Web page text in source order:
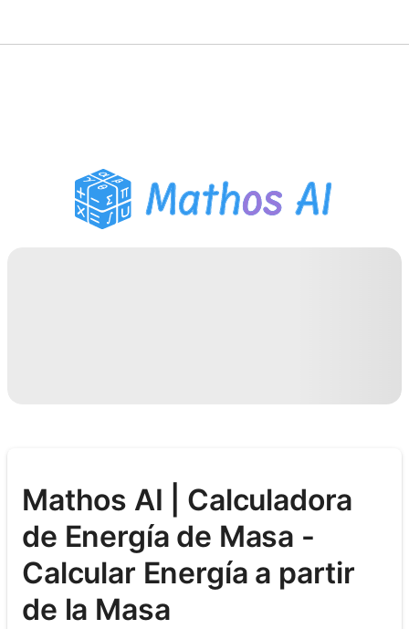
Ayudante de Tareas PDF
Mathos AI | Calculadora
de Energía de Masa -
Calcular Energía a partir
de la Masa